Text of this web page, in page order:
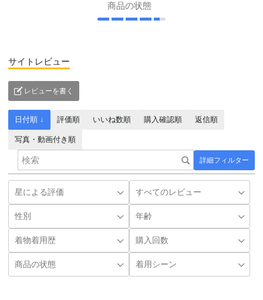
商品の状態
サイトレビュー
レビューを書く
詳細フィルター
日付順 ↓ 評価順 いいね数順 購入確認順 返信順
写真・動画付き順